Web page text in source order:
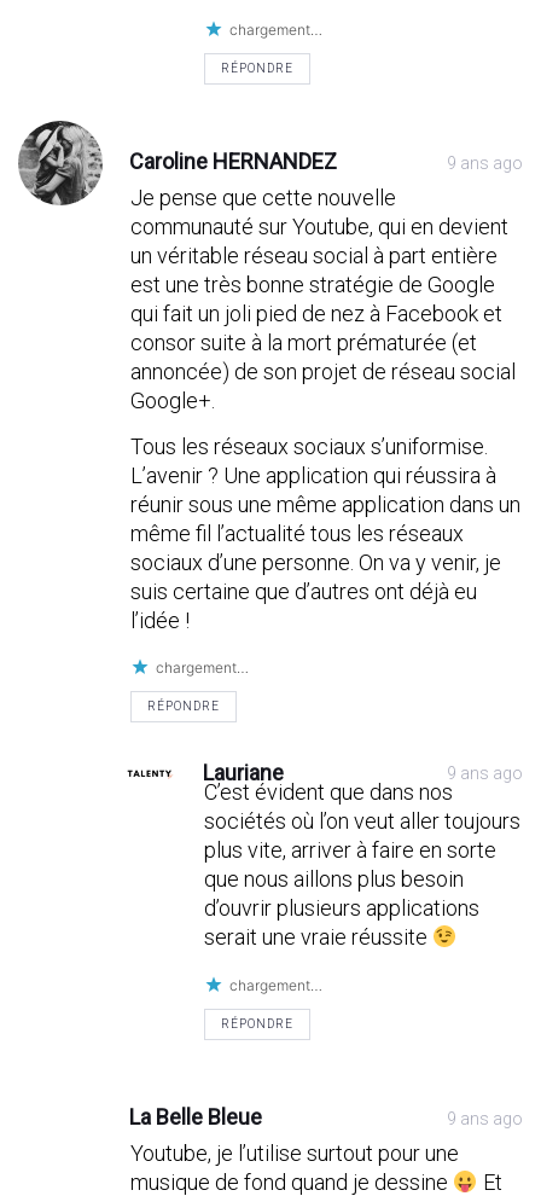
chargement…
RÉPONDRE
Caroline HERNANDEZ 9 ans ago
Je pense que cette nouvelle
communauté sur Youtube, qui en devient
un véritable réseau social à part entière
est une très bonne stratégie de Google
qui fait un joli pied de nez à Facebook et
consor suite à la mort prématurée (et
annoncée) de son projet de réseau social
Google+.
Tous les réseaux sociaux s’uniformise.
L’avenir ? Une application qui réussira à
réunir sous une même application dans un
même fil l’actualité tous les réseaux
sociaux d’une personne. On va y venir, je
suis certaine que d’autres ont déjà eu
l’idée !
chargement…
RÉPONDRE
Lauriane 9 ans ago
C’est évident que dans nos
sociétés où l’on veut aller toujours
plus vite, arriver à faire en sorte
que nous aillons plus besoin
d’ouvrir plusieurs applications
serait une vraie réussite
chargement…
RÉPONDRE
La Belle Bleue 9 ans ago
Youtube, je l’utilise surtout pour une
musique de fond quand je dessine
Et